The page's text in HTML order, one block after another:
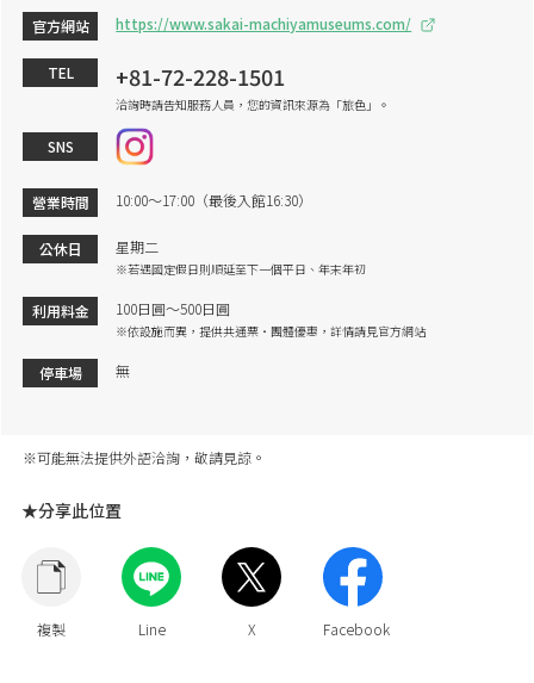
官方網站 https://www.sakai-machiyamuseums.com/
TEL +81-72-228-1501
洽詢時請告知服務人員，您的資訊來源為「旅色」。
SNS
營業時間 10:00～17:00（最後入館16:30）
公休日 星期二
※若遇國定假日則順延至下一個平日、年末年初
利用料金 100日圓～500日圓
※依設施而異，提供共通票・團體優惠，詳情請見官方網站
停車場 無
※可能無法提供外語洽詢，敬請見諒。
★分享此位置